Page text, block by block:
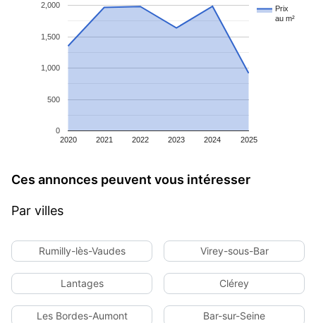
Prix
au m²
2020 2021 2022 2023 2024 2025
0
500
1,000
1,500
2,000
Ces annonces peuvent vous intéresser
Par villes
Rumilly-lès-Vaudes Virey-sous-Bar
Lantages Clérey
Les Bordes-Aumont Bar-sur-Seine